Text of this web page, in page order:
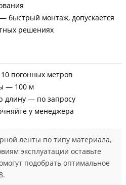
— быстрый монтаж, допускается
решениях
погонных метров
— 100 м
длину — по запросу
у менеджера
ленты по типу материала,
эксплуатации оставьте
подобрать оптимальное